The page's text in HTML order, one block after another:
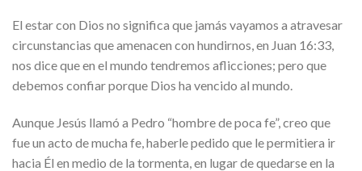
El estar con Dios no significa que jamás vayamos a atravesar
circunstancias que amenacen con hundirnos, en Juan 16:33,
nos dice que en el mundo tendremos aflicciones; pero que
debemos confiar porque Dios ha vencido al mundo.
Aunque Jesús llamó a Pedro “hombre de poca fe”, creo que
fue un acto de mucha fe, haberle pedido que le permitiera ir
hacia Él en medio de la tormenta, en lugar de quedarse en la